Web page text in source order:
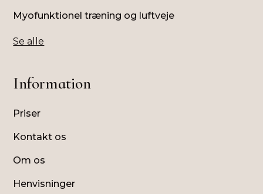
Myofunktionel træning og luftveje
Se alle
Information
Priser
Kontakt os
Om os
Henvisninger